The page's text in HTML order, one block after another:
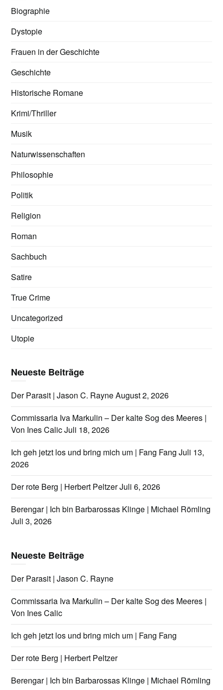
Biographie
Dystopie
Frauen in der Geschichte
Geschichte
Historische Romane
Krimi/Thriller
Musik
Naturwissenschaften
Philosophie
Politik
Religion
Roman
Sachbuch
Satire
True Crime
Uncategorized
Utopie
Neueste Beiträge
Der Parasit | Jason C. RayneAugust 2, 2026
Commissaria Iva Markulin – Der kalte Sog des Meeres |
Von Ines CalicJuli 18, 2026
Ich geh jetzt los und bring mich um | Fang Fang Juli 13,
2026
Der rote Berg | Herbert PeltzerJuli 6, 2026
Berengar | Ich bin Barbarossas Klinge | Michael Römling
Juli 3, 2026
Neueste Beiträge
Der Parasit | Jason C. Rayne
Commissaria Iva Markulin – Der kalte Sog des Meeres |
Von Ines Calic
Ich geh jetzt los und bring mich um | Fang Fang
Der rote Berg | Herbert Peltzer
Berengar | Ich bin Barbarossas Klinge | Michael Römling